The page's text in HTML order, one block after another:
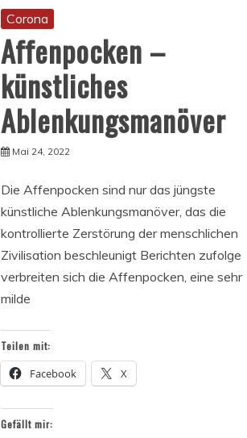
Corona
Affenpocken –
künstliches
Ablenkungsmanöver
Mai 24, 2022
Die Affenpocken sind nur das jüngste
künstliche Ablenkungsmanöver, das die
kontrollierte Zerstörung der menschlichen
Zivilisation beschleunigt Berichten zufolge
verbreiten sich die Affenpocken, eine sehr
milde
Teilen mit:
Facebook X
Gefällt mir: